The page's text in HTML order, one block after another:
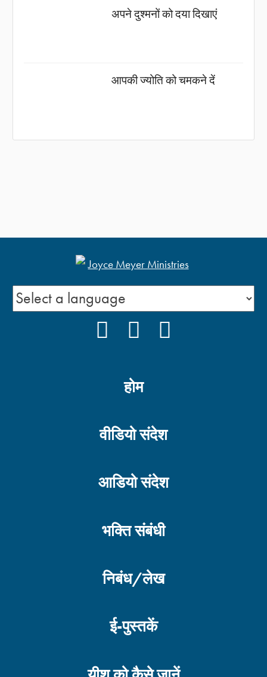
अपने दुश्मनों को दया दिखाएं
आपकी ज्योति को चमकने दें
होम
वीडियो संदेश
आडियो संदेश
भक्ति संबंधी
निबंध/लेख
ई-पुस्तकें